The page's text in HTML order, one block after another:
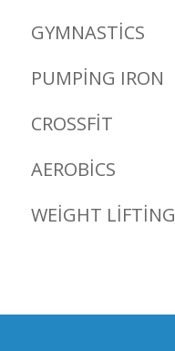
GYMNASTICS
PUMPING IRON
CROSSFIT
AEROBICS
WEIGHT LIFTING